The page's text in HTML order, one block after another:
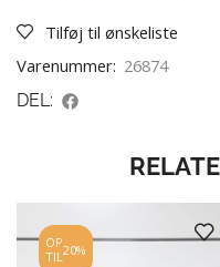
Tilføj til ønskeliste
Varenummer: 26874
DEL:
OP
TIL20%